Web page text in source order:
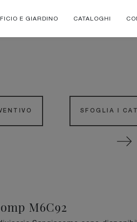
E GIARDINO CATALOGHI
SFOGLIA I
M6C92